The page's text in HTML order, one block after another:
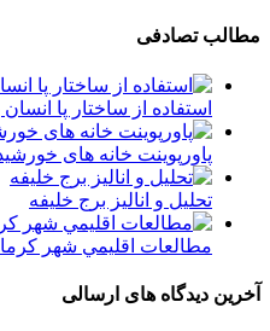
مطالب تصادفی
استفاده از ساختار پا
پاورپوینت خانه های
تحلیل و انالیز برج خلیفه
مطالعات اقليمي شهر
آخرین دیدگاه های ارسالی